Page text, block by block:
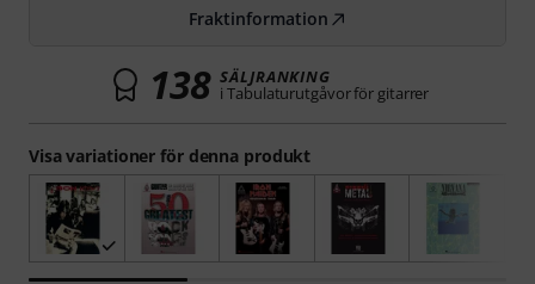
Visa variationer för denna produkt
Fraktinformation
138 SÄLJRANKING
i Tabulaturutgåvor för gitarrer